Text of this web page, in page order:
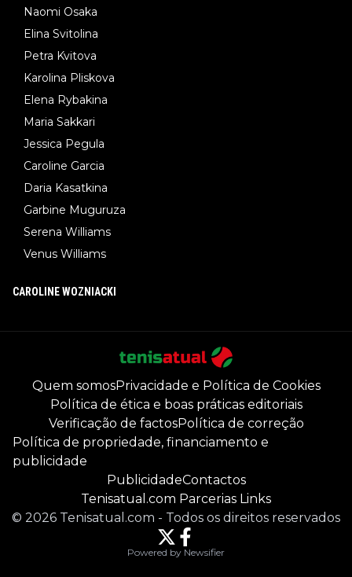
Naomi Osaka
Elina Svitolina
Petra Kvitova
Karolina Pliskova
Elena Rybakina
Maria Sakkari
Jessica Pegula
Caroline Garcia
Daria Kasatkina
Garbine Muguruza
Serena Williams
Venus Williams
CAROLINE WOZNIACKI
Quem somosPrivacidade e Política de Cookies
Política de ética e boas práticas editoriais
Verificação de factosPolítica de correção
Política de propriedade, financiamento e
publicidade
PublicidadeContactos
Tenisatual.com Parcerias Links
© 2026 Tenisatual.com - Todos os direitos reservados
Powered by Newsifier